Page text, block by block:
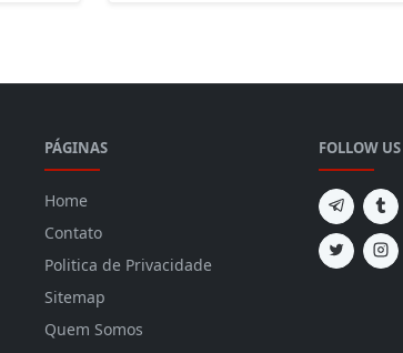
PÁGINAS
Home
Contato
Politica de Privacidade
Sitemap
Quem Somos
FOLLOW US